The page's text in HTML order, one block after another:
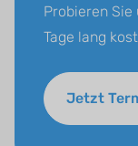
Probieren
Tage lang
Jetzt